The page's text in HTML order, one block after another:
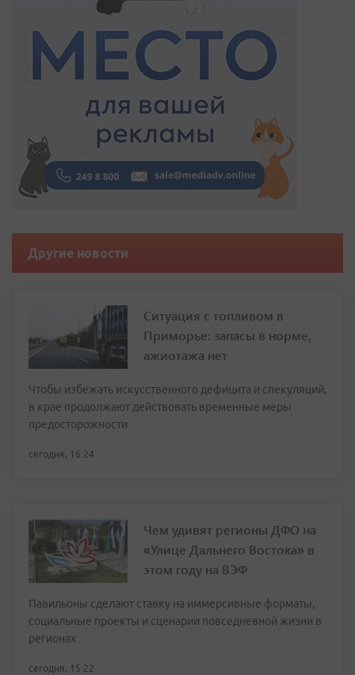
Другие новости
Ситуация с топливом в
Приморье: запасы в норме,
ажиотажа нет
Чтобы избежать искусственного дефицита и спекуляций,
в крае продолжают действовать временные меры
предосторожности
сегодня, 16:24
Чем удивят регионы ДФО на
«Улице Дальнего Востока» в
этом году на ВЭФ
Павильоны сделают ставку на иммерсивные форматы,
социальные проекты и сценарии повседневной жизни в
регионах
сегодня, 15:22